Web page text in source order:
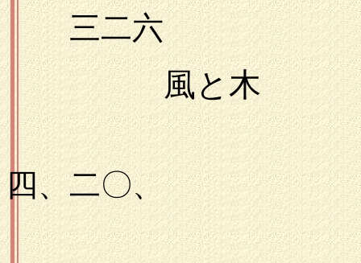
三二六
風と木
一九
四、二〇、